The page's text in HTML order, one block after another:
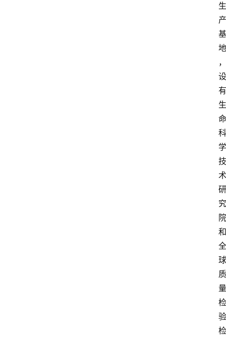
生
产
基
地
，
设
有
生
命
科
学
技
术
研
究
院
和
全
球
质
量
检
验
检